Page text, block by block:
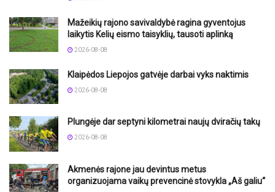
Mažeikių rajono savivaldybė ragina gyventojus
laikytis Kelių eismo taisyklių, tausoti aplinką
2026-08-08
Klaipėdos Liepojos gatvėje darbai vyks naktimis
2026-08-08
Plungėje dar septyni kilometrai naujų dviračių takų
2026-08-08
Akmenės rajone jau devintus metus
organizuojama vaikų prevencinė stovykla „Aš galiu“